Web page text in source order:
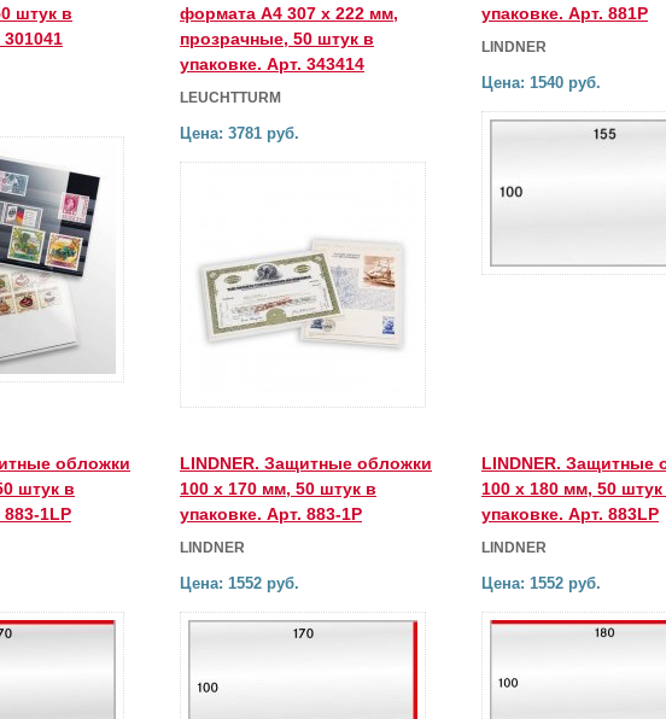
штук в
301041
формата А4 307 x 222 мм,
прозрачные, 50 штук в
упаковке. Арт. 343414
LEUCHTTURM
Цена: 3781 руб.
упаковке. Арт. 881P
LINDNER
Цена: 1540 руб.
обложки
штук в
883-1LP
LINDNER. Защитные обложки
100 х 170 мм, 50 штук в
упаковке. Арт. 883-1P
LINDNER
Цена: 1552 руб.
LINDNER. Защитные
100 х 180 мм, 50 штук
упаковке. Арт. 883LP
LINDNER
Цена: 1552 руб.